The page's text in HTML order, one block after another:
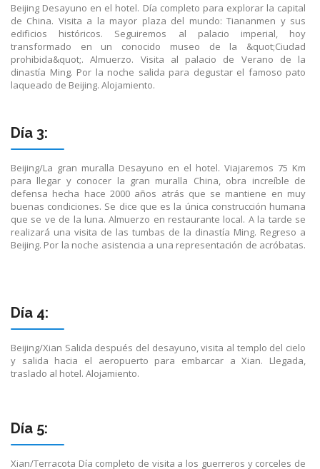
Beijing Desayuno en el hotel. Día completo para explorar la capital
de China. Visita a la mayor plaza del mundo: Tiananmen y sus
edificios históricos. Seguiremos al palacio imperial, hoy
transformado en un conocido museo de la &quot;Ciudad
prohibida&quot;. Almuerzo. Visita al palacio de Verano de la
dinastía Ming. Por la noche salida para degustar el famoso pato
laqueado de Beijing. Alojamiento.
Día 3:
Beijing/La gran muralla Desayuno en el hotel. Viajaremos 75 Km
para llegar y conocer la gran muralla China, obra increíble de
defensa hecha hace 2000 años atrás que se mantiene en muy
buenas condiciones. Se dice que es la única construcción humana
que se ve de la luna. Almuerzo en restaurante local. A la tarde se
realizará una visita de las tumbas de la dinastía Ming. Regreso a
Beijing. Por la noche asistencia a una representación de acróbatas.
Día 4:
Beijing/Xian Salida después del desayuno, visita al templo del cielo
y salida hacia el aeropuerto para embarcar a Xian. Llegada,
traslado al hotel. Alojamiento.
Día 5:
Xian/Terracota Día completo de visita a los guerreros y corceles de